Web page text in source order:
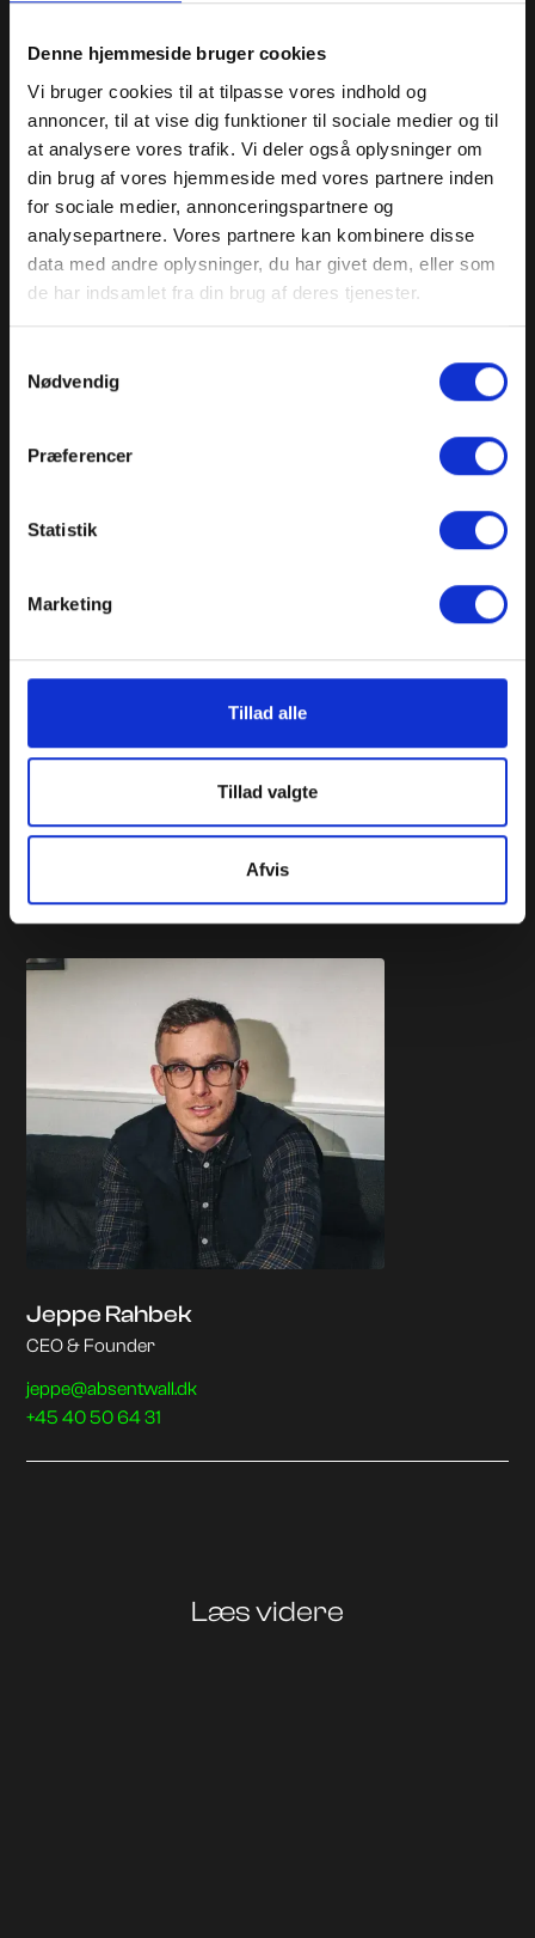
Denne hjemmeside bruger cookies
Vi bruger cookies til at tilpasse vores indhold og
annoncer, til at vise dig funktioner til sociale medier og til
at analysere vores trafik. Vi deler også oplysninger om
din brug af vores hjemmeside med vores partnere inden
for sociale medier, annonceringspartnere og
analysepartnere. Vores partnere kan kombinere disse
data med andre oplysninger, du har givet dem, eller som
de har indsamlet fra din brug af deres tjenester.
Nødvendig
Præferencer
Statistik
Marketing
Tillad alle
Tillad valgte
Afvis
"Vi har ikke tid til at lave
indhold"
Den er ikke ny.
Og vi forstår det. Drift fylder. Kunder fylder. Der
er altid noget der er mere akut end at skrive et
LinkedIn-opslag eller planlægge en
videoproduktion.
usynlige.
sige ja.
Jeppe Rahbek
Udover det, er Jeppe kontorets bedste bud på en Magnus
Jeppe Rahbek
CEO & Founder
jeppe@absentwall.dk
+45 40 50 64 31
Læs videre